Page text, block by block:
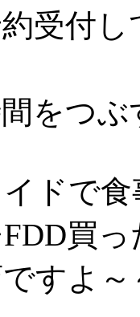
受付
をつ
ドで
買
すよ～